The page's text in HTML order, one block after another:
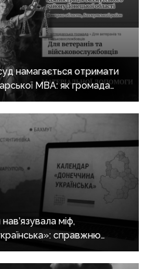
намагається отримати
МВА: як громада
міф,
справжню
в унікальному календарі